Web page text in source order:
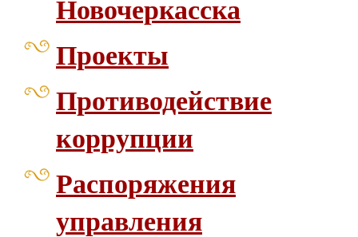
Новочеркасска
Проекты
Противодействие
коррупции
Распоряжения
управления